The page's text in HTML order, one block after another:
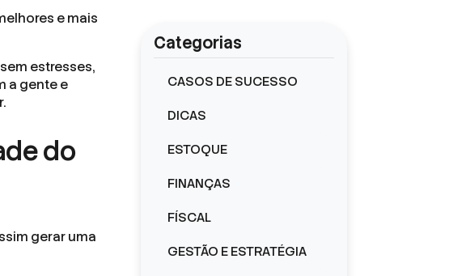
e mais
estresses,
a gente e
do
gerar uma
Categorias
CASOS DE SUCESSO
DICAS
ESTOQUE
FINANÇAS
FÍSCAL
GESTÃO E ESTRATÉGIA